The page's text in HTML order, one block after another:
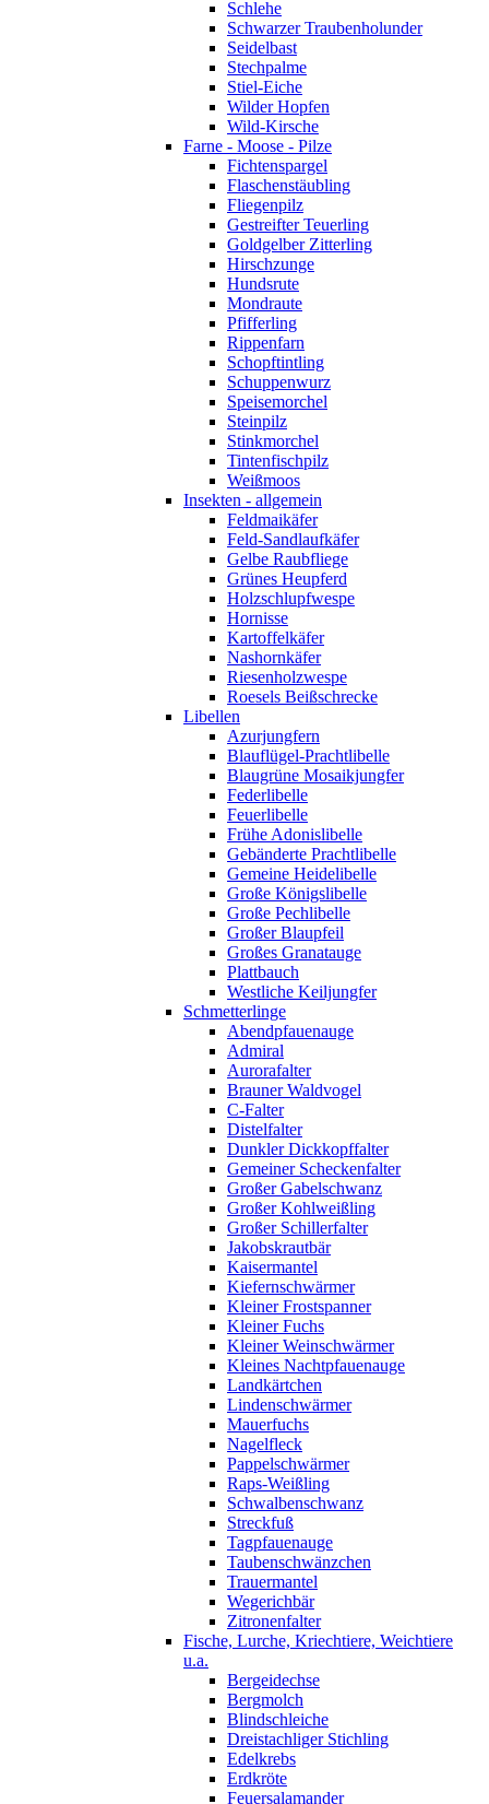
Schlehe
Schwarzer Traubenholunder
Seidelbast
Stechpalme
Stiel-Eiche
Wilder Hopfen
Wild-Kirsche
Farne - Moose - Pilze
Fichtenspargel
Flaschenstäubling
Fliegenpilz
Gestreifter Teuerling
Goldgelber Zitterling
Hirschzunge
Hundsrute
Mondraute
Pfifferling
Rippenfarn
Schopftintling
Schuppenwurz
Speisemorchel
Steinpilz
Stinkmorchel
Tintenfischpilz
Weißmoos
Insekten - allgemein
Feldmaikäfer
Feld-Sandlaufkäfer
Gelbe Raubfliege
Grünes Heupferd
Holzschlupfwespe
Hornisse
Kartoffelkäfer
Nashornkäfer
Riesenholzwespe
Roesels Beißschrecke
Libellen
Azurjungfern
Blauflügel-Prachtlibelle
Blaugrüne Mosaikjungfer
Federlibelle
Feuerlibelle
Frühe Adonislibelle
Gebänderte Prachtlibelle
Gemeine Heidelibelle
Große Königslibelle
Große Pechlibelle
Großer Blaupfeil
Großes Granatauge
Plattbauch
Westliche Keiljungfer
Schmetterlinge
Abendpfauenauge
Admiral
Aurorafalter
Brauner Waldvogel
C-Falter
Distelfalter
Dunkler Dickkopffalter
Gemeiner Scheckenfalter
Großer Gabelschwanz
Großer Kohlweißling
Großer Schillerfalter
Jakobskrautbär
Kaisermantel
Kiefernschwärmer
Kleiner Frostspanner
Kleiner Fuchs
Kleiner Weinschwärmer
Kleines Nachtpfauenauge
Landkärtchen
Lindenschwärmer
Mauerfuchs
Nagelfleck
Pappelschwärmer
Raps-Weißling
Schwalbenschwanz
Streckfuß
Tagpfauenauge
Taubenschwänzchen
Trauermantel
Wegerichbär
Zitronenfalter
Fische, Lurche, Kriechtiere, Weichtiere
u.a.
Bergeidechse
Bergmolch
Blindschleiche
Dreistachliger Stichling
Edelkrebs
Erdkröte
Feuersalamander